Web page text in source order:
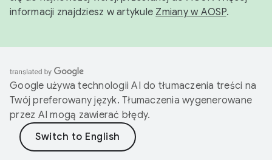
informacji znajdziesz w artykule Zmiany w AOSP.
Google używa technologii AI do tłumaczenia treści na
Twój preferowany język. Tłumaczenia wygenerowane
przez AI mogą zawierać błędy.